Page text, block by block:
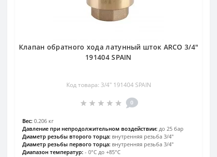
Клапан обратного хода латунный шток ARCO 3/4″
191404 SPAIN
Код товара: 3/4″ 191404 SPAIN
0
Вес: 0.206 кг
Давление при непродолжительном воздействии: до 25 бар
Диаметр резьбы второго торца: внутренняя резьба 3/4″
Диаметр резьбы первого торца: внутренняя резьба 3/4″
Диапазон температур: - 0°С до +85°С